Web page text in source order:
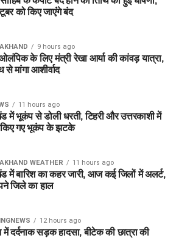
को किए जाएंंगे बंद
9 hours ago
के लिए मंत्री रेखा आर्या की कांवड़ यात्रा,
से मांगा आशीर्वाद
11 hours ago
में भूकंप से डोली धरती, टिहरी और उत्तरकाशी में
गए भूकंप के झटके
WEATHER 11 hours ago
में बारिश का कहर जारी, आज कई जिलों में अलर्ट,
जिले का हाल
12 hours ago
में दर्दनाक सड़क हादसा, बीटेक की छात्रा की